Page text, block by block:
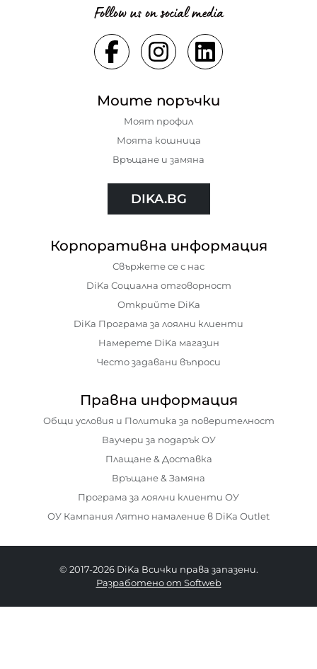
Follow us on social media
Моите поръчки
Моят профил
Моята кошница
Връщане и замяна
DIKA.BG
Корпоративна информация
Свържете се с нас
DiKa Социална отговорност
Открийте DiKa
DiKa Програма за лоялни клиенти
Намерете DiKa магазин
Често задавани въпроси
Правна информация
Общи условия и Политика за поверителност
Ваучери за подарък ОУ
Плащане & Доставка
Връщане & Замяна
Програма за лоялни клиенти ОУ
ОУ Кампания Лятно намаление в DiKa Outlet
© 2017-2026 DiKa Всички права запазени.
Разработено от Softweb